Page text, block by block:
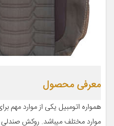
معرفی محصول
همواره اتومبیل یکی از موارد مهم